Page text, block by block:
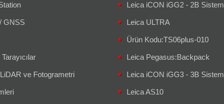
GNSS
ve Fotogrametri
Leica iCON iGG2 - 2B Sistem
Leica ULTRA
Ürün Kodu:TS06plus-010
Leica Pegasus:Backpack
Leica iCON iGG3 - 3B Sistem
Leica AS10